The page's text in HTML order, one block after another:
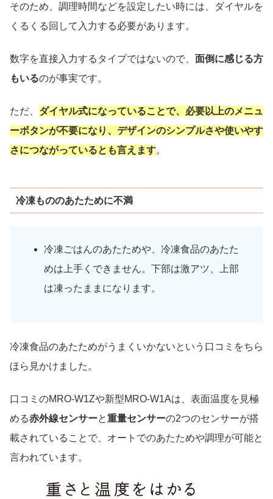
そのため、調理時間などを設定したい時には、ダイヤルを
くるくる回して入力する必要があります。
数字を直接入力するタイプではないので、 面倒に感じる方
もいるのが事実です。
ただ、 ダイヤル式になっていることで、必要以上のメニュ
ーボタンが不要になり、デザインのシンプルさや使いやす
さにつながっているとも言えます。
冷凍もののあたために不満
冷凍ごはんのあたためや、冷凍食品のあたた
めは上手くできません。下部は激アツ、上部
は凍ったままになります。
冷凍食品のあたためがうまくいかないという口コミをちら
ほら見かけました。
口コミのMRO-W1Zや新型MRO-W1Aは、表面温度を見極
める赤外線センサーと重量センサーの2つのセンサーが搭
載されていることで、オートでのあたためや調理が可能と
言われています。